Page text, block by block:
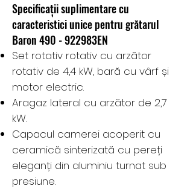
Specificații suplimentare cu
caracteristici unice pentru grătarul
Baron 490 - 922983EN
Set rotativ rotativ cu arzător
rotativ de 4,4 kW, bară cu vârf și
motor electric.
Aragaz lateral cu arzător de 2,7
kW.
Capacul camerei acoperit cu
ceramică sinterizată cu pereți
eleganți din aluminiu turnat sub
presiune.